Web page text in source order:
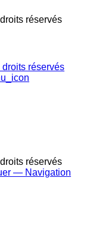
— Navigation